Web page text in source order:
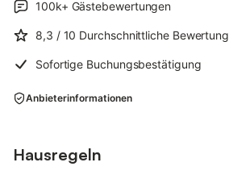
100k+ Gästebewertungen
8,3 / 10 Durchschnittliche Bewertung
Sofortige Buchungsbestätigung
Anbieterinformationen
Hausregeln